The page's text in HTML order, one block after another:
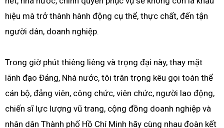
hiệu mà trở thành hành động cụ thể, thực chất, đến tận
người dân, doanh nghiệp.
Trong giờ phút thiêng liêng và trọng đại này, thay mặt
lãnh đạo Đảng, Nhà nước, tôi trân trọng kêu gọi toàn thể
cán bộ, đảng viên, công chức, viên chức, người lao động,
chiến sĩ lực lượng vũ trang, cộng đồng doanh nghiệp và
nhân dân Thành phố Hồ Chí Minh hãy cùng nhau đoàn kết